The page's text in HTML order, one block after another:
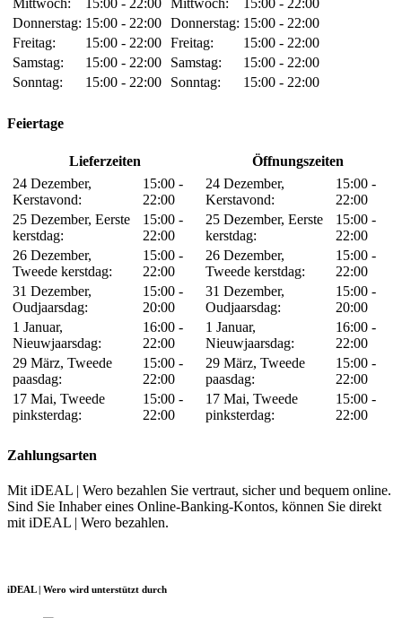
Mittwoch:
15:00 - 22:00
Donnerstag: 15:00 - 22:00
Freitag:
15:00 - 22:00
Samstag:
15:00 - 22:00
Sonntag:
15:00 - 22:00
Mittwoch:
15:00 - 22:00
Donnerstag: 15:00 - 22:00
Freitag:
15:00 - 22:00
Samstag:
15:00 - 22:00
Sonntag:
15:00 - 22:00
Feiertage
Lieferzeiten
Öffnungszeiten
24 Dezember,
Kerstavond:
15:00 -
22:00
25 Dezember, Eerste
kerstdag:
15:00 -
22:00
26 Dezember,
Tweede kerstdag:
15:00 -
22:00
31 Dezember,
Oudjaarsdag:
15:00 -
20:00
1 Januar,
Nieuwjaarsdag:
16:00 -
22:00
29 März, Tweede
paasdag:
15:00 -
22:00
17 Mai, Tweede
pinksterdag:
15:00 -
22:00
24 Dezember,
Kerstavond:
15:00 -
22:00
25 Dezember, Eerste
kerstdag:
15:00 -
22:00
26 Dezember,
Tweede kerstdag:
15:00 -
22:00
31 Dezember,
Oudjaarsdag:
15:00 -
20:00
1 Januar,
Nieuwjaarsdag:
16:00 -
22:00
29 März, Tweede
paasdag:
15:00 -
22:00
17 Mai, Tweede
pinksterdag:
15:00 -
22:00
Zahlungsarten
Mit iDEAL | Wero bezahlen Sie vertraut, sicher und bequem online.
Sind Sie Inhaber eines Online-Banking-Kontos, können Sie direkt
mit iDEAL | Wero bezahlen.
iDEAL | Wero wird unterstützt durch